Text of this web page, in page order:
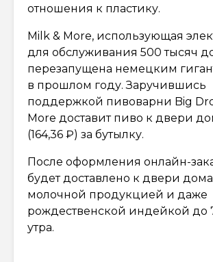
отношения к пластику.
Milk & More, использующая
для обслуживания 500 тысяч
перезапущена немецким
в прошлом году. Заручившись
поддержкой пивоварни Big
More доставит пиво к двери
(164,36 ₽) за бутылку.
После оформления онлайн-
будет доставлено к двери
молочной продукцией и даже
рождественской индейкой до
утра.